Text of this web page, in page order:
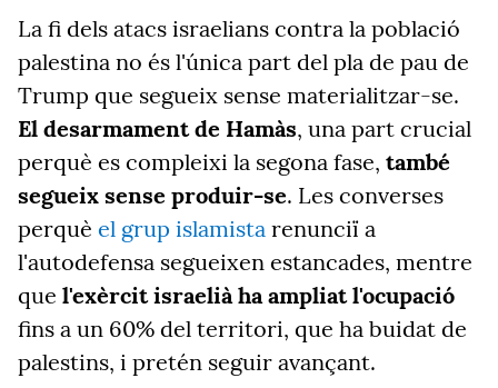
La fi dels atacs israelians contra la població
palestina no és l'única part del pla de pau de
Trump que segueix sense materialitzar-se.
El desarmament de Hamàs, una part crucial
perquè es compleixi la segona fase, també
segueix sense produir-se. Les converses
perquè el grup islamista renunciï a
l'autodefensa segueixen estancades, mentre
que l'exèrcit israelià ha ampliat l'ocupació
fins a un 60% del territori, que ha buidat de
palestins, i pretén seguir avançant.